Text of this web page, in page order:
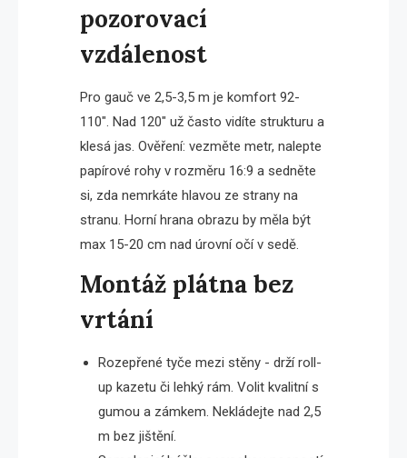
pozorovací
vzdálenost
Pro gauč ve 2,5-3,5 m je komfort 92-
110″. Nad 120″ už často vidíte strukturu a
klesá jas. Ověření: vezměte metr, nalepte
papírové rohy v rozměru 16:9 a sedněte
si, zda nemrkáte hlavou ze strany na
stranu. Horní hrana obrazu by měla být
max 15-20 cm nad úrovní očí v sedě.
Montáž plátna bez
vrtání
Rozepřené tyče mezi stěny - drží roll-
up kazetu či lehký rám. Volit kvalitní s
gumou a zámkem. Nekládejte nad 2,5
m bez jištění.